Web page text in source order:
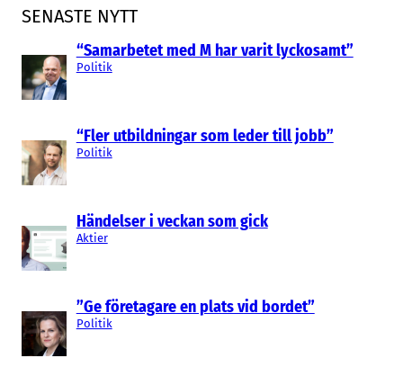
SENASTE NYTT
“Samarbetet med M har varit lyckosamt”
Politik
“Fler utbildningar som leder till jobb”
Politik
Händelser i veckan som gick
Aktier
”Ge företagare en plats vid bordet”
Politik